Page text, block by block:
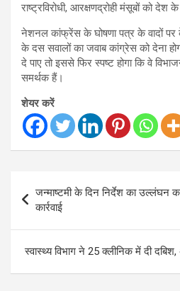
राष्ट्रविरोधी, आरक्षणद्रोही मंसूबों को देश
नेशनल कांफ्रेंस के घोषणा पत्र के वादों पर
के दस सवालों का जवाब कांग्रेस को देना
दे पाए तो इससे फिर स्पष्ट होगा कि वे
समर्थक हैं।
शेयर करें
navigation
जन्माष्टमी के दिन निर्देश का उल्लंघन
कार्रवाई
स्वास्थ्य विभाग ने 25 क्लीनिक में दी